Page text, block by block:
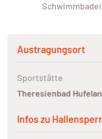
Austragungsort
Sportstätte
Theresienbad
Infos zu